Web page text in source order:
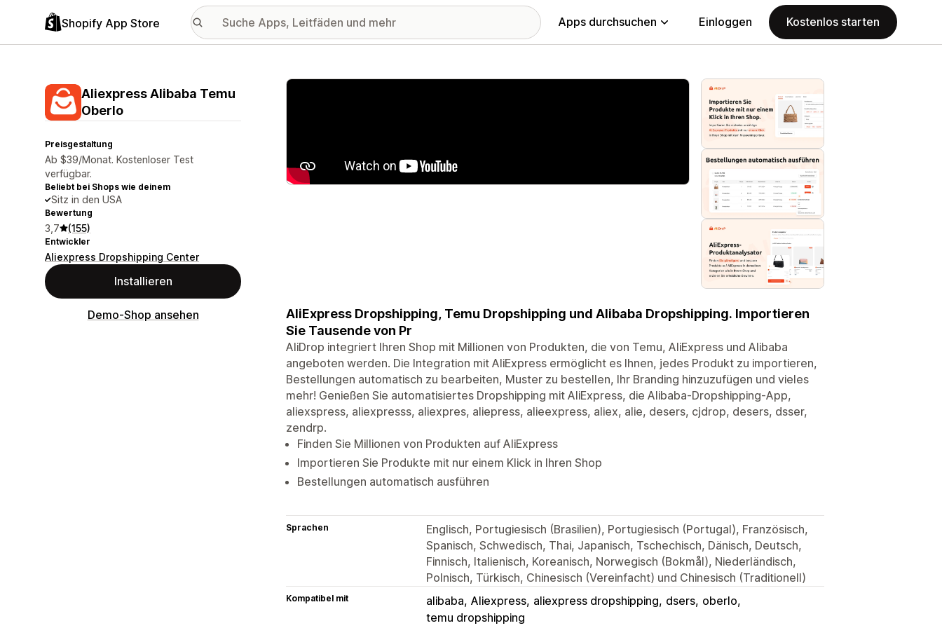
Shopify App Store Apps durchsuchen Einloggen Kostenlos starten
Aliexpress Alibaba Temu
Oberlo
Preisgestaltung
Ab $39/Monat. Kostenloser Test
verfügbar.
Beliebt bei Shops wie deinem
Sitz in den USA
Bewertung
3,7 (155)
Entwickler
Aliexpress Dropshipping Center
Installieren
Demo-Shop ansehen
Vorgestellte Bildergalerie
AliExpress Dropshipping, Temu Dropshipping und Alibaba Dropshipping. Importieren
Sie Tausende von Pr
AliDrop integriert Ihren Shop mit Millionen von Produkten, die von Temu, AliExpress und Alibaba
angeboten werden. Die Integration mit AliExpress ermöglicht es Ihnen, jedes Produkt zu importieren,
Bestellungen automatisch zu bearbeiten, Muster zu bestellen, Ihr Branding hinzuzufügen und vieles
mehr! Genießen Sie automatisiertes Dropshipping mit AliExpress, die Alibaba-Dropshipping-App,
aliexspress, aliexpresss, aliexpres, aliepress, alieexpress, aliex, alie, desers, cjdrop, desers, dsser,
zendrp.
Finden Sie Millionen von Produkten auf AliExpress
Importieren Sie Produkte mit nur einem Klick in Ihren Shop
Bestellungen automatisch ausführen
Sprachen
Englisch, Portugiesisch (Brasilien), Portugiesisch (Portugal), Französisch,
Spanisch, Schwedisch, Thai, Japanisch, Tschechisch, Dänisch, Deutsch,
Finnisch, Italienisch, Koreanisch, Norwegisch (Bokmål), Niederländisch,
Polnisch, Türkisch, Chinesisch (Vereinfacht) und Chinesisch (Traditionell)
Kompatibel mit alibaba Aliexpress aliexpress dropshipping dsers oberlo
temu dropshipping